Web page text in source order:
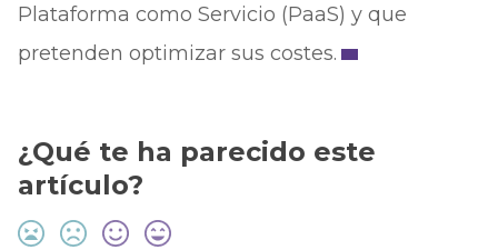
Plataforma como Servicio (PaaS) y que
pretenden optimizar sus costes.
¿Qué te ha parecido este
artículo?